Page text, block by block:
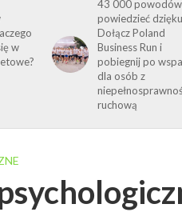
w
43 000
powiedzieć
Dołącz Poland
Business Run i
pobiegnij po
dla osób z
ruchową